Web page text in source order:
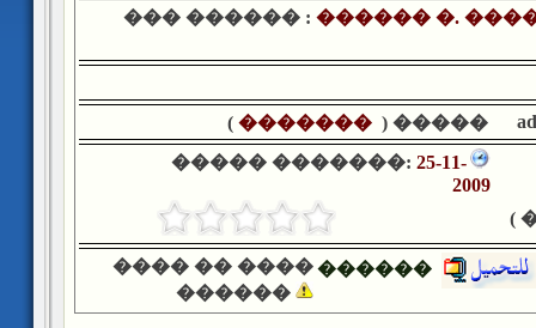
��� ������ : ������ �.
����� (
�������
)
����� �������: 25-11-
2009
���� �� ����
������
������